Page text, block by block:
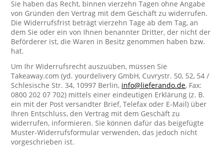
Sie haben das Recht, binnen vierzehn Tagen ohne Angabe
von Gründen den Vertrag mit dem Geschäft zu widerrufen.
Die Widerrufsfrist beträgt vierzehn Tage ab dem Tag, an
dem Sie oder ein von Ihnen benannter Dritter, der nicht der
Beförderer ist, die Waren in Besitz genommen haben bzw.
hat.
Um Ihr Widerrufsrecht auszuüben, müssen Sie
Takeaway.com (yd. yourdelivery GmbH, Cuvrystr. 50, 52, 54 /
Schlesische Str. 34, 10997 Berlin, info@lieferando.de, Fax:
0800 202 07 702) mittels einer eindeutigen Erklärung (z. B.
ein mit der Post versandter Brief, Telefax oder E-Mail) über
Ihren Entschluss, den Vertrag mit dem Geschäft zu
widerrufen, informieren. Sie können dafür das beigefügte
Muster-Widerrufsformular verwenden, das jedoch nicht
vorgeschrieben ist.